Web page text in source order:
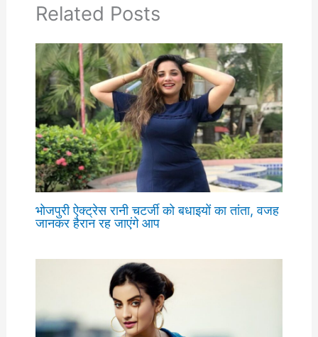
Related Posts
भोजपुरी ऐक्ट्रेस रानी चटर्जी को बधाइयों का तांता, वजह
जानकर हैरान रह जाएंगे आप